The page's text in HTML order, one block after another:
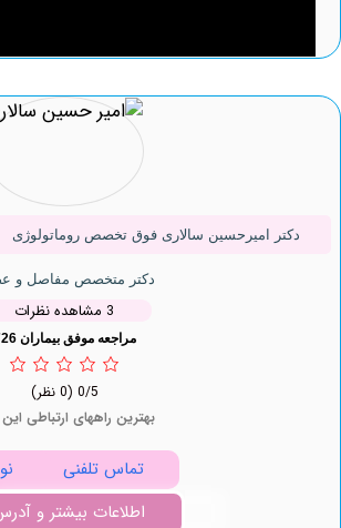
امیرحسین سالاری فوق تخصص روماتولوژی
دکتر متخصص مفاصل و عضلات
مراجعه موفق بیماران 726
بهترین راههای ارتباطی این دکتر
تماس تلفنی
نوبت دهی
اطلاعات بیشتر و آدرس